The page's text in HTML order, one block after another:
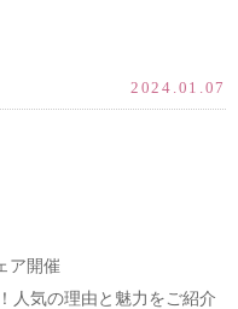
2024.01.07
ア開催
人気の理由と魅力をご紹介